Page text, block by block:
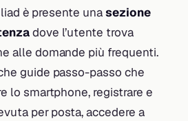
è presente unasezione
dove l’utente trova
alle domande più frequenti.
guide passo-passo che
lo smartphone, registrare e
per posta, accedere a